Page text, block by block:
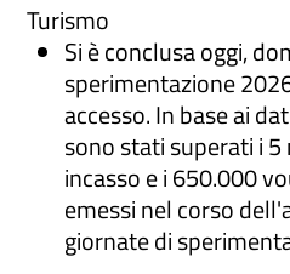
Turismo
Si è conclusa oggi,
sperimentazione
accesso. In base ai
sono stati superati i
incasso e i 650.000
emessi nel corso
giornate di